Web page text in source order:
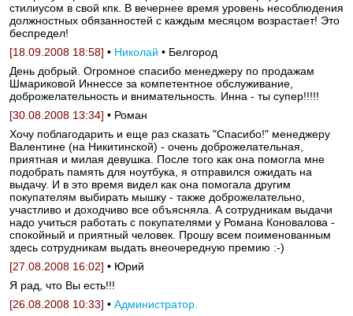
стилиусом в свой кпк. В вечернее время уровень несоблюдения
должностных обязанностей с каждым месяцом возрастает! Это
беспредел!
[18.09.2008 18:58] • Николай • Белгород
День добрый. Огромное спасибо менеджеру по продажам
Шмариковой Иннессе за компетентное обслуживание,
доброжелательность и внимательность. Инна - ты супер!!!!!
[30.08.2008 13:34] • Роман
Хочу поблагодарить и еще раз сказать "Спасибо!" менеджеру
Валентине (на Никитинской) - очень доброжелательная,
приятная и милая девушка. После того как она помогла мне
подобрать память для ноутбука, я отправился ожидать на
выдачу. И в это время видел как она помогала другим
покупателям выбирать мышку - также доброжелательно,
участливо и доходчиво все объясняла. А сотрудникам выдачи
надо учиться работать с покупателями у Романа Коновалова -
спокойный и приятный человек. Прошу всем поименованным
здесь сотрудникам выдать внеочередную премию :-)
[27.08.2008 16:02] • Юрий
Я рад, что Вы есть!!!
[26.08.2008 10:33] • Администратор.